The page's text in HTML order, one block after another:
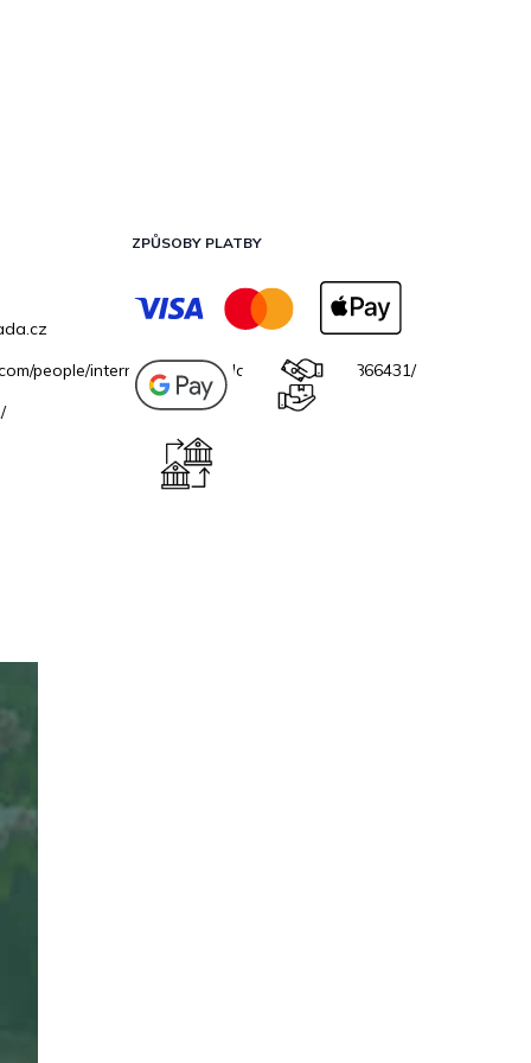
people/internetovazahradacz/100069706866431/
ZPŮSOBY PLATBY